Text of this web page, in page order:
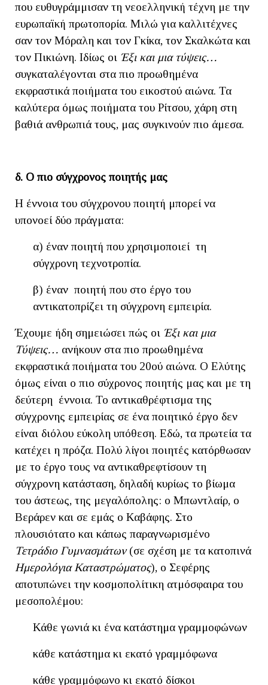
που ευθυγράμμισαν τη νεοελληνική τέχνη με την
ευρωπαϊκή πρωτοπορία. Μιλώ για καλλιτέχνες
σαν τον Μόραλη και τον Γκίκα, τον Σκαλκώτα και
τον Πικιώνη. Ιδίως οι Έξι και μια τύψεις…
συγκαταλέγονται στα πιο προωθημένα
εκφραστικά ποιήματα του εικοστού αιώνα. Τα
καλύτερα όμως ποιήματα του Ρίτσου, χάρη στη
βαθιά ανθρωπιά τους, μας συγκινούν πιο άμεσα.
δ. Ο πιο σύγχρονος ποιητής μας
Η έννοια του σύγχρονου ποιητή μπορεί να
υπονοεί δύο πράγματα:
α) έναν ποιητή που χρησιμοποιεί τη
σύγχρονη τεχνοτροπία.
β) έναν ποιητή που στο έργο του
αντικατοπρίζει τη σύγχρονη εμπειρία.
Έχουμε ήδη σημειώσει πώς οι Έξι και μια
Τύψεις… ανήκουν στα πιο προωθημένα
εκφραστικά ποιήματα του 20ού αιώνα. Ο Ελύτης
όμως είναι ο πιο σύχρονος ποιητής μας και με τη
δεύτερη έννοια. Το αντικαθρέφτισμα της
σύγχρονης εμπειρίας σε ένα ποιητικό έργο δεν
είναι διόλου εύκολη υπόθεση. Εδώ, τα πρωτεία τα
κατέχει η πρόζα. Πολύ λίγοι ποιητές κατόρθωσαν
με το έργο τους να αντικαθρεφτίσουν τη
σύγχρονη κατάσταση, δηλαδή κυρίως το βίωμα
του άστεως, της μεγαλόπολης: ο Μπωντλαίρ, ο
Βεράρεν και σε εμάς ο Καβάφης. Στο
πλουσιότατο και κάπως παραγνωρισμένο
Τετράδιο Γυμνασμάτων(σε σχέση με τα κατοπινά
Ημερολόγια Καταστρώματος), ο Σεφέρης
αποτυπώνει την κοσμοπολίτικη ατμόσφαιρα του
μεσοπολέμου:
Κάθε γωνιά κι ένα κατάστημα γραμμοφώνων
κάθε κατάστημα κι εκατό γραμμόφωνα
κάθε γραμμόφωνο κι εκατό δίσκοι